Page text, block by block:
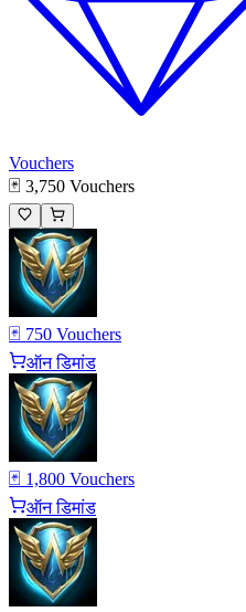
Vouchers
🃏 3,750 Vouchers
🃏 750 Vouchers
ऑन डिमांड
🃏 1,800 Vouchers
ऑन डिमांड